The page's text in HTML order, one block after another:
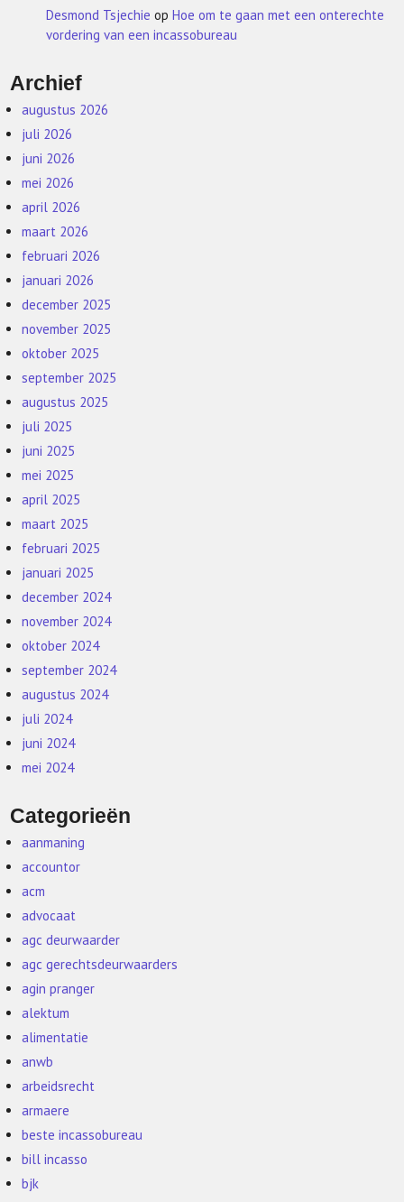
Desmond Tsjechie opHoe om te gaan met een onterechte
vordering van een incassobureau
Archief
augustus 2026
juli 2026
juni 2026
mei 2026
april 2026
maart 2026
februari 2026
januari 2026
december 2025
november 2025
oktober 2025
september 2025
augustus 2025
juli 2025
juni 2025
mei 2025
april 2025
maart 2025
februari 2025
januari 2025
december 2024
november 2024
oktober 2024
september 2024
augustus 2024
juli 2024
juni 2024
mei 2024
Categorieën
aanmaning
accountor
acm
advocaat
agc deurwaarder
agc gerechtsdeurwaarders
agin pranger
alektum
alimentatie
anwb
arbeidsrecht
armaere
beste incassobureau
bill incasso
bjk